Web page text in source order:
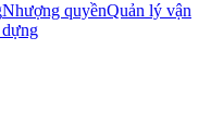
Nhượng quyềnQuản lý vận